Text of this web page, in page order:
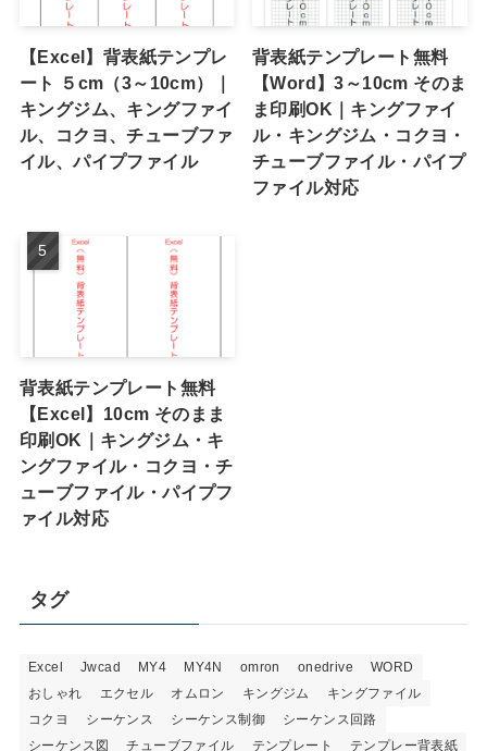
【Excel】背表紙テンプレ
ート ５cm（3～10cm）｜
キングジム、キングファイ
ル、コクヨ、チューブファ
イル、パイプファイル
背表紙テンプレート無料
【Word】3～10cm そのま
ま印刷OK｜キングファイ
ル・キングジム・コクヨ・
チューブファイル・パイプ
ファイル対応
背表紙テンプレート無料
【Excel】10cm そのまま
印刷OK｜キングジム・キ
ングファイル・コクヨ・チ
ューブファイル・パイプフ
ァイル対応
タグ
Excel Jwcad MY4 MY4N omron onedrive
WORD
おしゃれ
エクセル オムロン キングジム
キングファイル
コクヨ
シーケンス シーケンス制御
シーケンス回路
シーケンス図
チューブファイル テンプレート テンプレー背表紙